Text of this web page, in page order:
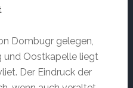
Dombugr gelegen,
und Oostkapelle liegt
Der Eindruck der